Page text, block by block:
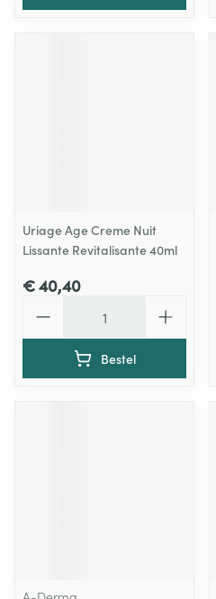
Uriage Age Creme Nuit
Lissante Revitalisante 40ml
€ 40,40
Bestel